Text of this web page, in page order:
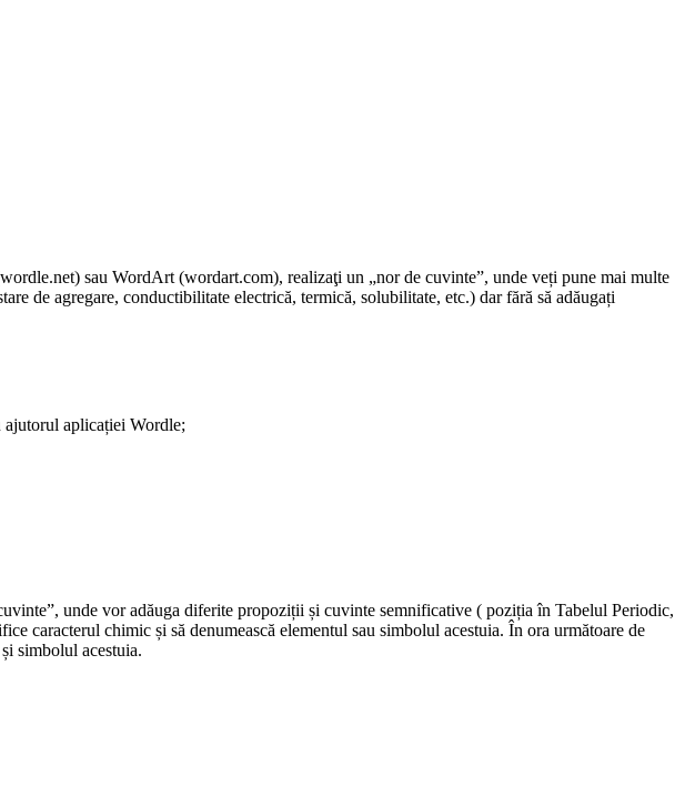
sau WordArt (wordart.com), realizaţi un „nor de cuvinte”, unde veți pune mai multe
de agregare, conductibilitate electrică, termică, solubilitate, etc.) dar fără să adăugați
ajutorul aplicației Wordle;
unde vor adăuga diferite propoziții și cuvinte semnificative ( poziția în Tabelul Periodic,
caracterul chimic și să denumească elementul sau simbolul acestuia. În ora următoare de
simbolul acestuia.